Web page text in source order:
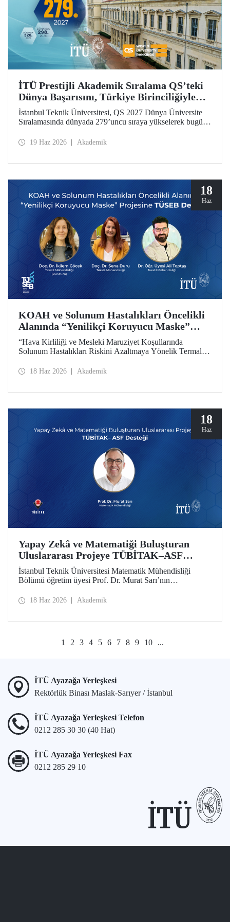
İTÜ Prestijli Akademik Sıralama QS’teki
Dünya Başarısını, Türkiye Birinciliğiyle
Taçlandırdı
İstanbul Teknik Üniversitesi, QS 2027 Dünya Üniversite
Sıralamasında dünyada 279’uncu sıraya yükselerek bugüne
sıralamaya giren 25 üniversite arasında ilk sırada yer aldı.
19 Haz 2026 Akademik
18
Haz
KOAH ve Solunum Hastalıkları Öncelikli
Alanında “Yenilikçi Koruyucu Maske”
Projesine TÜSEB Desteği
“Hava Kirliliği ve Mesleki Maruziyet Koşullarında
Solunum Hastalıkları Riskini Azaltmaya Yönelik Termal
Sisteminin Geliştirilmesi” başlıklı proje, Türkiye Sağlık
18 Haz 2026 Akademik
18
Haz
Yapay Zekâ ve Matematiği Buluşturan
Uluslararası Projeye TÜBİTAK–ASF
Desteği
İstanbul Teknik Üniversitesi Matematik Mühendisliği
Bölümü öğretim üyesi Prof. Dr. Murat Sarı’nın
matematiksel yöntemleri birleştiren uluslararası araştırma
18 Haz 2026 Akademik
1 2 3 4 5 6 7 8 9 10 ...
İTÜ Ayazağa Yerleşkesi
Rektörlük Binası Maslak-Sarıyer / İstanbul
İTÜ Ayazağa Yerleşkesi Telefon
0212 285 30 30 (40 Hat)
İTÜ Ayazağa Yerleşkesi Fax
0212 285 29 10